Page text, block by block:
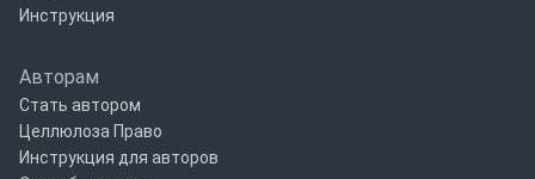
Инструкция
Авторам
Стать автором
Целлюлоза Право
Инструкция для авторов